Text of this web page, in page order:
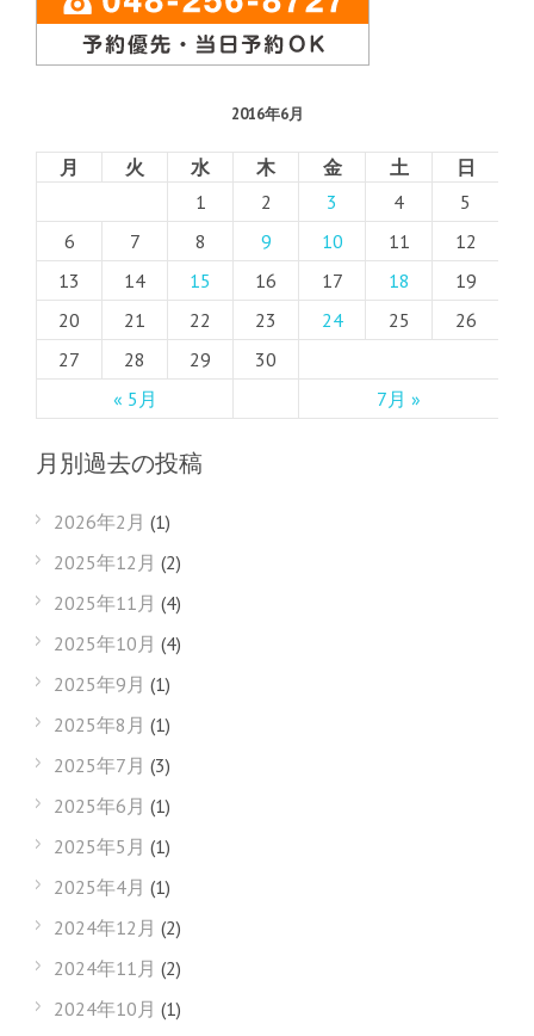
2016年6月
月 火 水 木 金 土 日
« 5月 7月 »
1 2 3 4
5
6
7 8 9 10 11
12
13
14 15 16 17 18
19
20
21 22 23 24 25
26
27
28 29 30
月別過去の投稿
2026年2月 (1)
2025年12月 (2)
2025年11月 (4)
2025年10月 (4)
2025年9月 (1)
2025年8月 (1)
2025年7月 (3)
2025年6月 (1)
2025年5月 (1)
2025年4月 (1)
2024年12月 (2)
2024年11月 (2)
2024年10月 (1)